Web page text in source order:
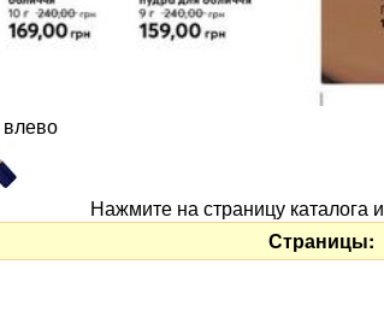
Нажмите на страницу каталога
Страницы: